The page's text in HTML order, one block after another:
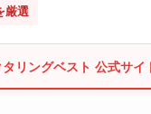
厳選
リングベスト 公式サイ